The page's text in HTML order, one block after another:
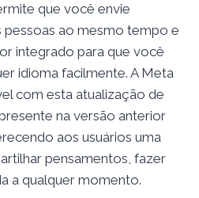
que você envie
pessoas ao mesmo tempo e
integrado para que você
idioma facilmente. A Meta
com esta atualização de
na versão anterior
aos usuários uma
pensamentos, fazer
a qualquer momento.